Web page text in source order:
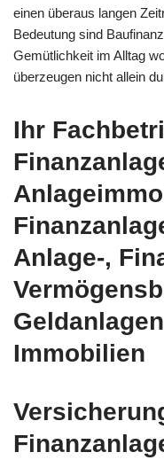
einen überaus langen
Bedeutung sind
Gemütlichkeit im Alltag
überzeugen nicht allein
Ihr
Anlage-,
Immobilien